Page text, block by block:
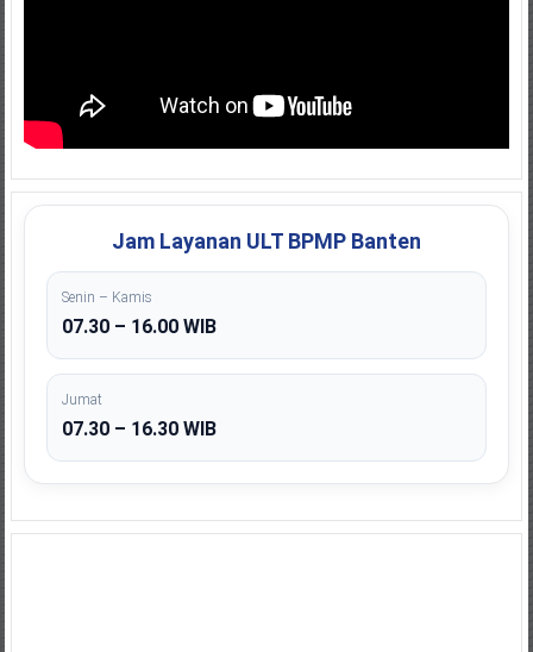
Jam Layanan ULT BPMP Banten
Senin – Kamis
07.30 – 16.00 WIB
Jumat
07.30 – 16.30 WIB